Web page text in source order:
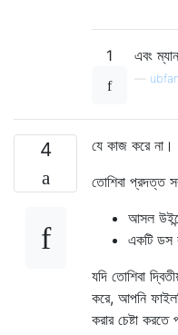
1 এবং
4
যে কাজ করে না।
তোশিবা প্রদত্ত
আসল
একটি ডস
যদি তোশিবা
করে, আপনি
করার চেষ্টা